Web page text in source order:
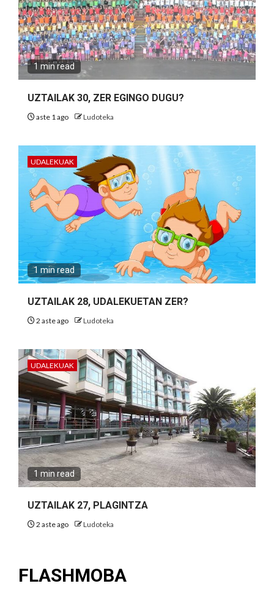
1 min read
UZTAILAK 30, ZER EGINGO DUGU?
aste 1 ago Ludoteka
UDALEKUAK
1 min read
UZTAILAK 28, UDALEKUETAN ZER?
2 aste ago Ludoteka
UDALEKUAK
1 min read
UZTAILAK 27, PLAGINTZA
2 aste ago Ludoteka
FLASHMOBA